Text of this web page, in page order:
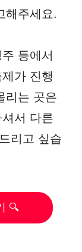
해주세요.
등에서
가 진행
리는 곳은
서 다른
리고 싶습
🔍